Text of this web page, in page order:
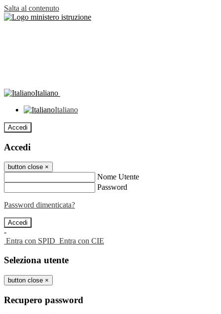
Salta al contenuto
Italiano
Italiano
Accedi
Accedi
button close ×
Nome Utente
Password
Password dimenticata?
-
Entra con SPID Entra con CIE
Seleziona utente
button close ×
Recupero password